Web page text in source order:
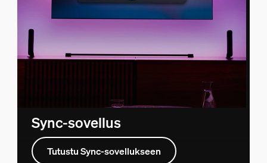
Sync-sovellus
Tutustu Sync-sovellukseen